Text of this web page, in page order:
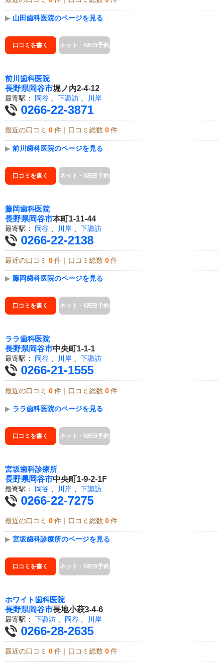
▶ 山田歯科医院のページを見る
口コミを書く ネット・WEB予約
前川歯科医院
長野県岡谷市堀ノ内2-4-12
最寄駅： 岡谷 下諏訪 川岸
0266-22-3871
最近の口コミ 0 件｜口コミ総数 0 件
▶ 前川歯科医院のページを見る
口コミを書く ネット・WEB予約
藤岡歯科医院
長野県岡谷市本町1-11-44
最寄駅： 岡谷 川岸 下諏訪
0266-22-2138
最近の口コミ 0 件｜口コミ総数 0 件
▶ 藤岡歯科医院のページを見る
口コミを書く ネット・WEB予約
ララ歯科医院
長野県岡谷市中央町1-1-1
最寄駅： 岡谷 、 川岸 、 下諏訪
0266-21-1555
最近の口コミ 0 件｜口コミ総数 0 件
▶ ララ歯科医院のページを見る
口コミを書く ネット・WEB予約
宮坂歯科診療所
長野県岡谷市中央町1-9-2-1F
最寄駅： 岡谷 川岸 下諏訪
0266-22-7275
最近の口コミ 0 件｜口コミ総数 0 件
▶ 宮坂歯科診療所のページを見る
口コミを書く ネット・WEB予約
ホワイト歯科医院
長野県岡谷市長地小萩3-4-6
最寄駅： 下諏訪 岡谷 川岸
0266-28-2635
最近の口コミ 0 件｜口コミ総数 0 件